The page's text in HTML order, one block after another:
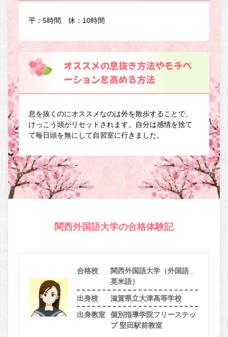
平：5時間 休：10時間
オススメの息抜き方法やモチベ
ーションを高める方法
息を抜くのにオススメなのは外を散歩することで、
けっこう頭がリセットされます。自分は感情を捨て
て毎日頭を無にして自習室に行きました。
関西外国語大学の合格体験記
合格校
関西外国語大学（外国語_
英米語）
出身校 滋賀県立大津高等学校
出身教室
個別指導学院フリーステッ
プ 堅田駅前教室